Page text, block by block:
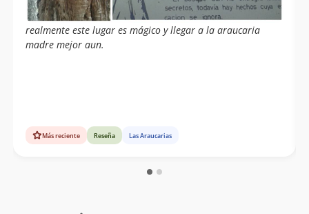
realmente este lugar es mágico y llegar a la araucaria
madre mejor aun.
Más reciente Reseña Las Araucarias